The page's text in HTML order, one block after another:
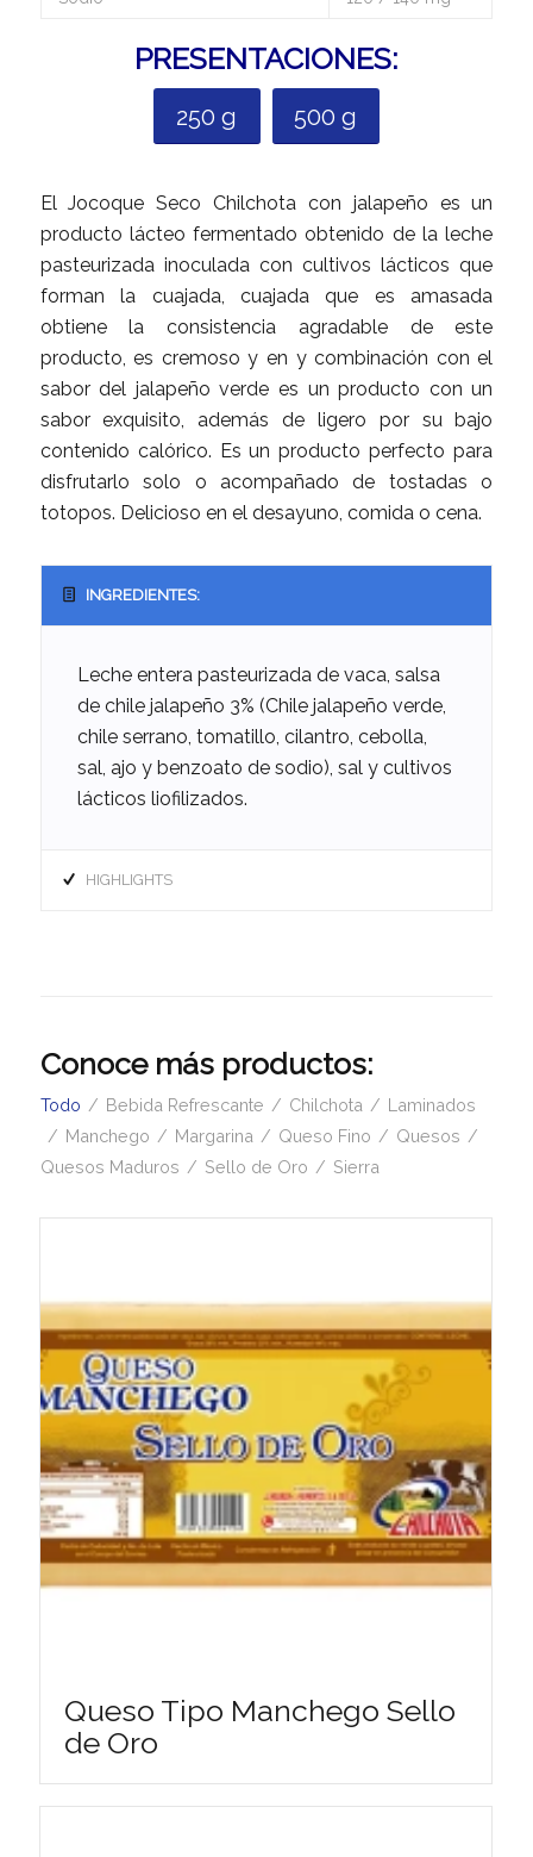
PRESENTACIONES:
250 g 500 g
El Jocoque Seco Chilchota con jalapeño es un
producto lácteo fermentado obtenido de la leche
pasteurizada inoculada con cultivos lácticos que
forman la cuajada, cuajada que es amasada
obtiene la consistencia agradable de este
producto, es cremoso y en y combinación con el
sabor del jalapeño verde es un producto con un
sabor exquisito, además de ligero por su bajo
contenido calórico. Es un producto perfecto para
disfrutarlo solo o acompañado de tostadas o
totopos. Delicioso en el desayuno, comida o cena.
INGREDIENTES:
Leche entera pasteurizada de vaca, salsa
de chile jalapeño 3% (Chile jalapeño verde,
chile serrano, tomatillo, cilantro, cebolla,
sal, ajo y benzoato de sodio), sal y cultivos
lácticos liofilizados.
HIGHLIGHTS
Conoce más productos:
Todo / Bebida Refrescante / Chilchota / Laminados
/ Manchego / Margarina / Queso Fino / Quesos /
Quesos Maduros / Sello de Oro / Sierra
Queso Tipo Manchego Sello
de Oro